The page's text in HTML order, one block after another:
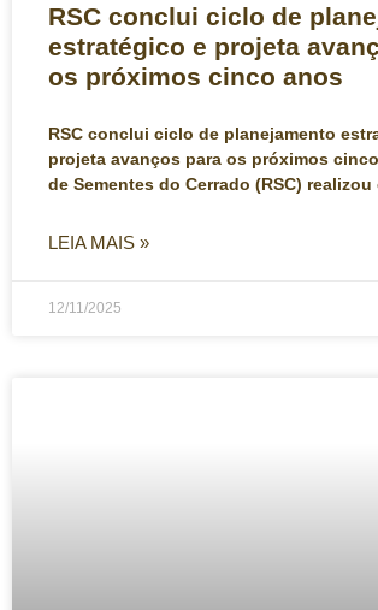
RSC conclui ciclo de
estratégico e projeta
os próximos cinco anos
RSC conclui ciclo de planejamento
projeta avanços para os próximos
de Sementes do Cerrado (RSC)
LEIA MAIS »
12/11/2025